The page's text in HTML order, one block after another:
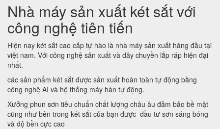
Nhà máy sản xuất két sắt với
công nghệ tiên tiến
Hiện nay két sắt cao cấp tự hào là nhà máy sản xuất hàng đầu tại
việt nam. Với công nghệ sản xuất và dây chuyền lắp ráp hiện đại
nhất.
các sản phẩm két sắt được sản xuất hoàn toàn tự động bằng
công nghệ AI và hệ thống máy hàn tự động.
Xưởng phun sơn tiêu chuẩn chất lượng châu âu đảm bảo bề mặt
cũng như bên trong két sắt của bạn được đầu tư sơn sáng bóng
và độ bền cực cao